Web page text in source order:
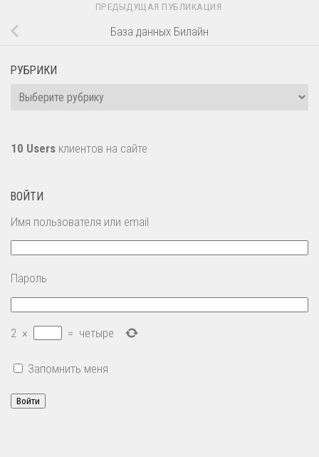
ПРЕДЫДУЩАЯ ПУБЛИКАЦИЯ
База данных Билайн
РУБРИКИ
Рубрики
10 Users клиентов на сайте
ВОЙТИ
Имя пользователя или email
Пароль
2 × = четыре
Запомнить меня
Войти